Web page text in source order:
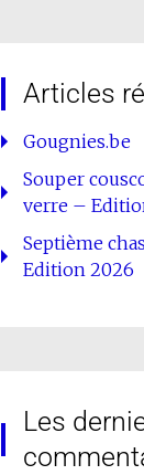
Articles
Gougnies.be
Souper
verre –
Septième
Edition 2026
Les